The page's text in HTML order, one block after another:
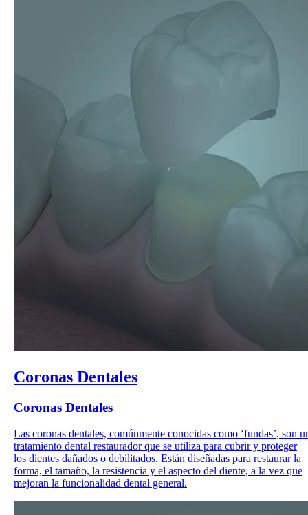
Coronas Dentales
Coronas Dentales
Las coronas dentales, comúnmente conocidas como ‘fundas’, son
tratamiento dental restaurador que se utiliza para cubrir y proteger
los dientes dañados o debilitados. Están diseñadas para restaurar la
forma, el tamaño, la resistencia y el aspecto del diente, a la vez que
mejoran la funcionalidad dental general.